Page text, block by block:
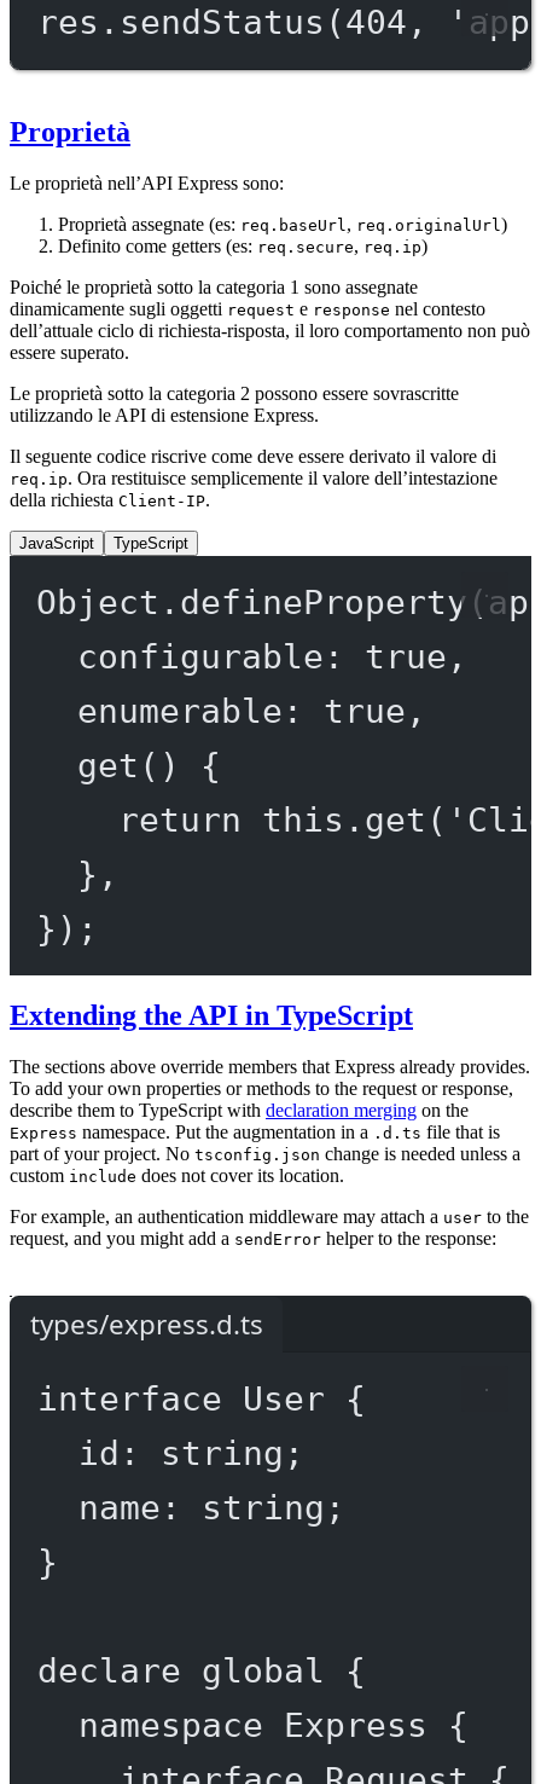
res. sendStatus (404 ,
Proprietà
Le proprietà nell’API Express sono:
Proprietà assegnate (es: req.baseUrl, req.originalUrl)
Definito come getters (es: req.secure, req.ip)
Poiché le proprietà sotto la categoria 1 sono assegnate
dinamicamente sugli oggetti request e response nel contesto
dell’attuale ciclo di richiesta-risposta, il loro comportamento non può
essere superato.
Le proprietà sotto la categoria 2 possono essere sovrascritte
utilizzando le API di estensione Express.
Il seguente codice riscrive come deve essere derivato il valore di
req.ip. Ora restituisce semplicemente il valore dell’intestazione
della richiesta Client-IP.
JavaScript TypeScript
Object. defineProperty
configurable: true ,
enumerable: true ,
get () {
return
this . get (
},
});
Extending the API in TypeScript
The sections above override members that Express already provides.
To add your own properties or methods to the request or response,
describe them to TypeScript with declaration merging on the
Express namespace. Put the augmentation in a .d.ts file that is
part of your project. No tsconfig.json change is needed unless a
custom include does not cover its location.
For example, an authentication middleware may attach a user to the
request, and you might add a sendError helper to the response:
types/express.d.ts
interface User {
id : string ;
name : string ;
}
declare global {
namespace
Express {